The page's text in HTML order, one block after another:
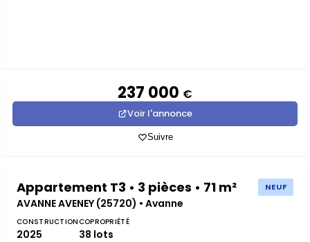
237 000 €
Voir l'annonce
Suivre
Appartement T3 • 3 pièces • 71 m² NEUF
AVANNE AVENEY (25720) • Avanne
CONSTRUCTION
2025
COPROPRIÉTÉ
38 lots